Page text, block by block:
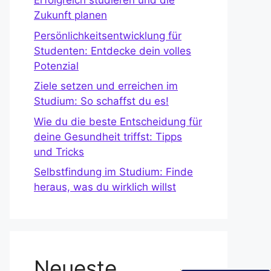
Zukunft planen
Persönlichkeitsentwicklung für
Studenten: Entdecke dein volles
Potenzial
Ziele setzen und erreichen im
Studium: So schaffst du es!
Wie du die beste Entscheidung für
deine Gesundheit triffst: Tipps
und Tricks
Selbstfindung im Studium: Finde
heraus, was du wirklich willst